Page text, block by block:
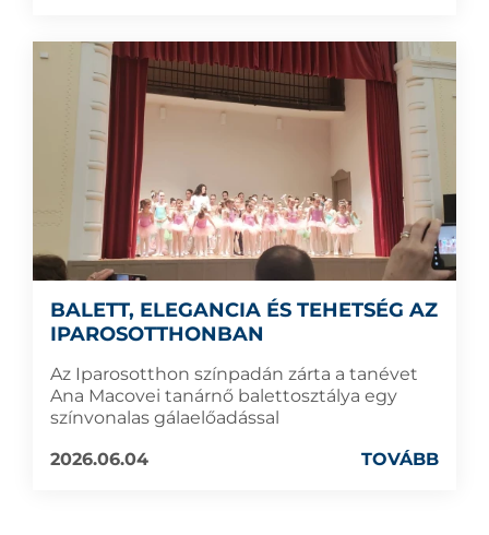
BALETT, ELEGANCIA ÉS TEHETSÉG AZ
IPAROSOTTHONBAN
Az Iparosotthon színpadán zárta a tanévet
Ana Macovei tanárnő balettosztálya egy
színvonalas gálaelőadással
2026.06.04
TOVÁBB